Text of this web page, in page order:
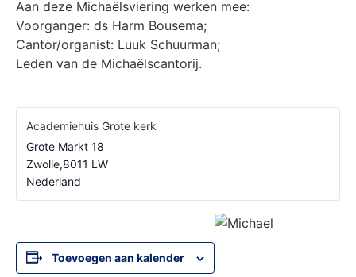
Aan deze Michaëlsviering werken mee:
Voorganger: ds Harm Bousema;
Cantor/organist: Luuk Schuurman;
Leden van de Michaëlscantorij.
Academiehuis Grote kerk
Grote Markt 18
Zwolle,8011 LW
Nederland
Toevoegen aan kalender